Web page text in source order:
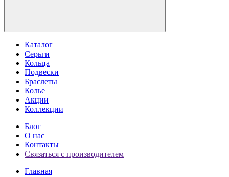
Каталог
Серьги
Кольца
Подвески
Браслеты
Колье
Акции
Коллекции
Блог
О нас
Контакты
Связаться с производителем
Главная